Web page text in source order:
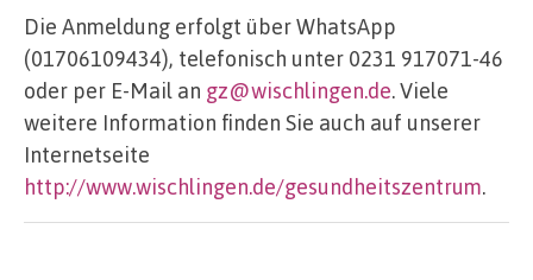
Die Anmeldung erfolgt über WhatsApp
(01706109434), telefonisch unter 0231 917071-46
oder per E-Mail an gz@wischlingen.de. Viele
weitere Information finden Sie auch auf unserer
Internetseite
http://www.wischlingen.de/gesundheitszentrum.